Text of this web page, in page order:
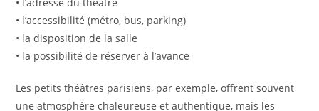
• l’accessibilité (métro, bus, parking)
• la disposition de la salle
• la possibilité de réserver à l’avance
Les petits théâtres parisiens, par exemple, offrent souvent
une atmosphère chaleureuse et authentique, mais les